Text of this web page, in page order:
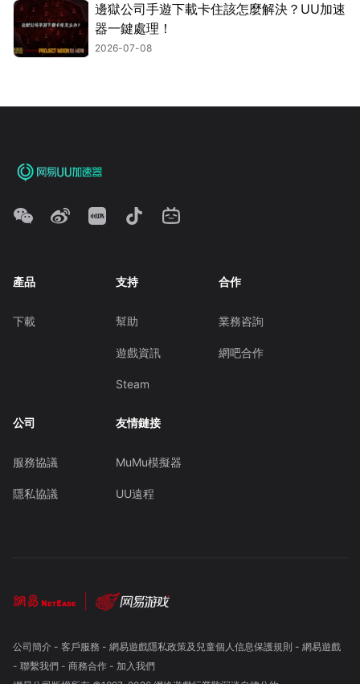
邊獄公司手遊下載卡住該怎麼解決？UU加速
器一鍵處理！
2026-07-08
產品
下載
支持
幫助
遊戲資訊
Steam
合作
業務咨詢
網吧合作
公司
服務協議
隱私協議
友情鏈接
MuMu模擬器
UU遠程
公司簡介- 客戶服務 - 網易遊戲隱私政策及兒童個人信息保護規則 - 網易遊戲
- 聯繫我們- 商務合作- 加入我們